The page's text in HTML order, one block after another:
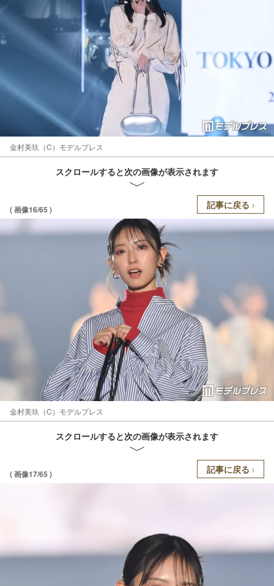
金村美玖（C）モデルプレス
スクロールすると次の画像が表示されます
( 画像16/65 ) 記事に戻る
金村美玖（C）モデルプレス
スクロールすると次の画像が表示されます
( 画像17/65 ) 記事に戻る